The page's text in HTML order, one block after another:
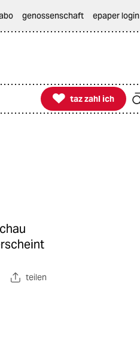
genossenschaft epaper login

taz zahl ich
taz zahl ich
teilen